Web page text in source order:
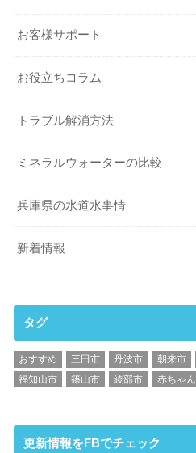
お客様サポート
お役立ちコラム
トラブル解消方法
ミネラルウォーターの比較
兵庫県の水道水事情
新着情報
タグ
おすすめ 三田市 丹波市 朝来市
福知山市
篠山市 綾部市 赤ちゃん
更新情報をFBでチェック